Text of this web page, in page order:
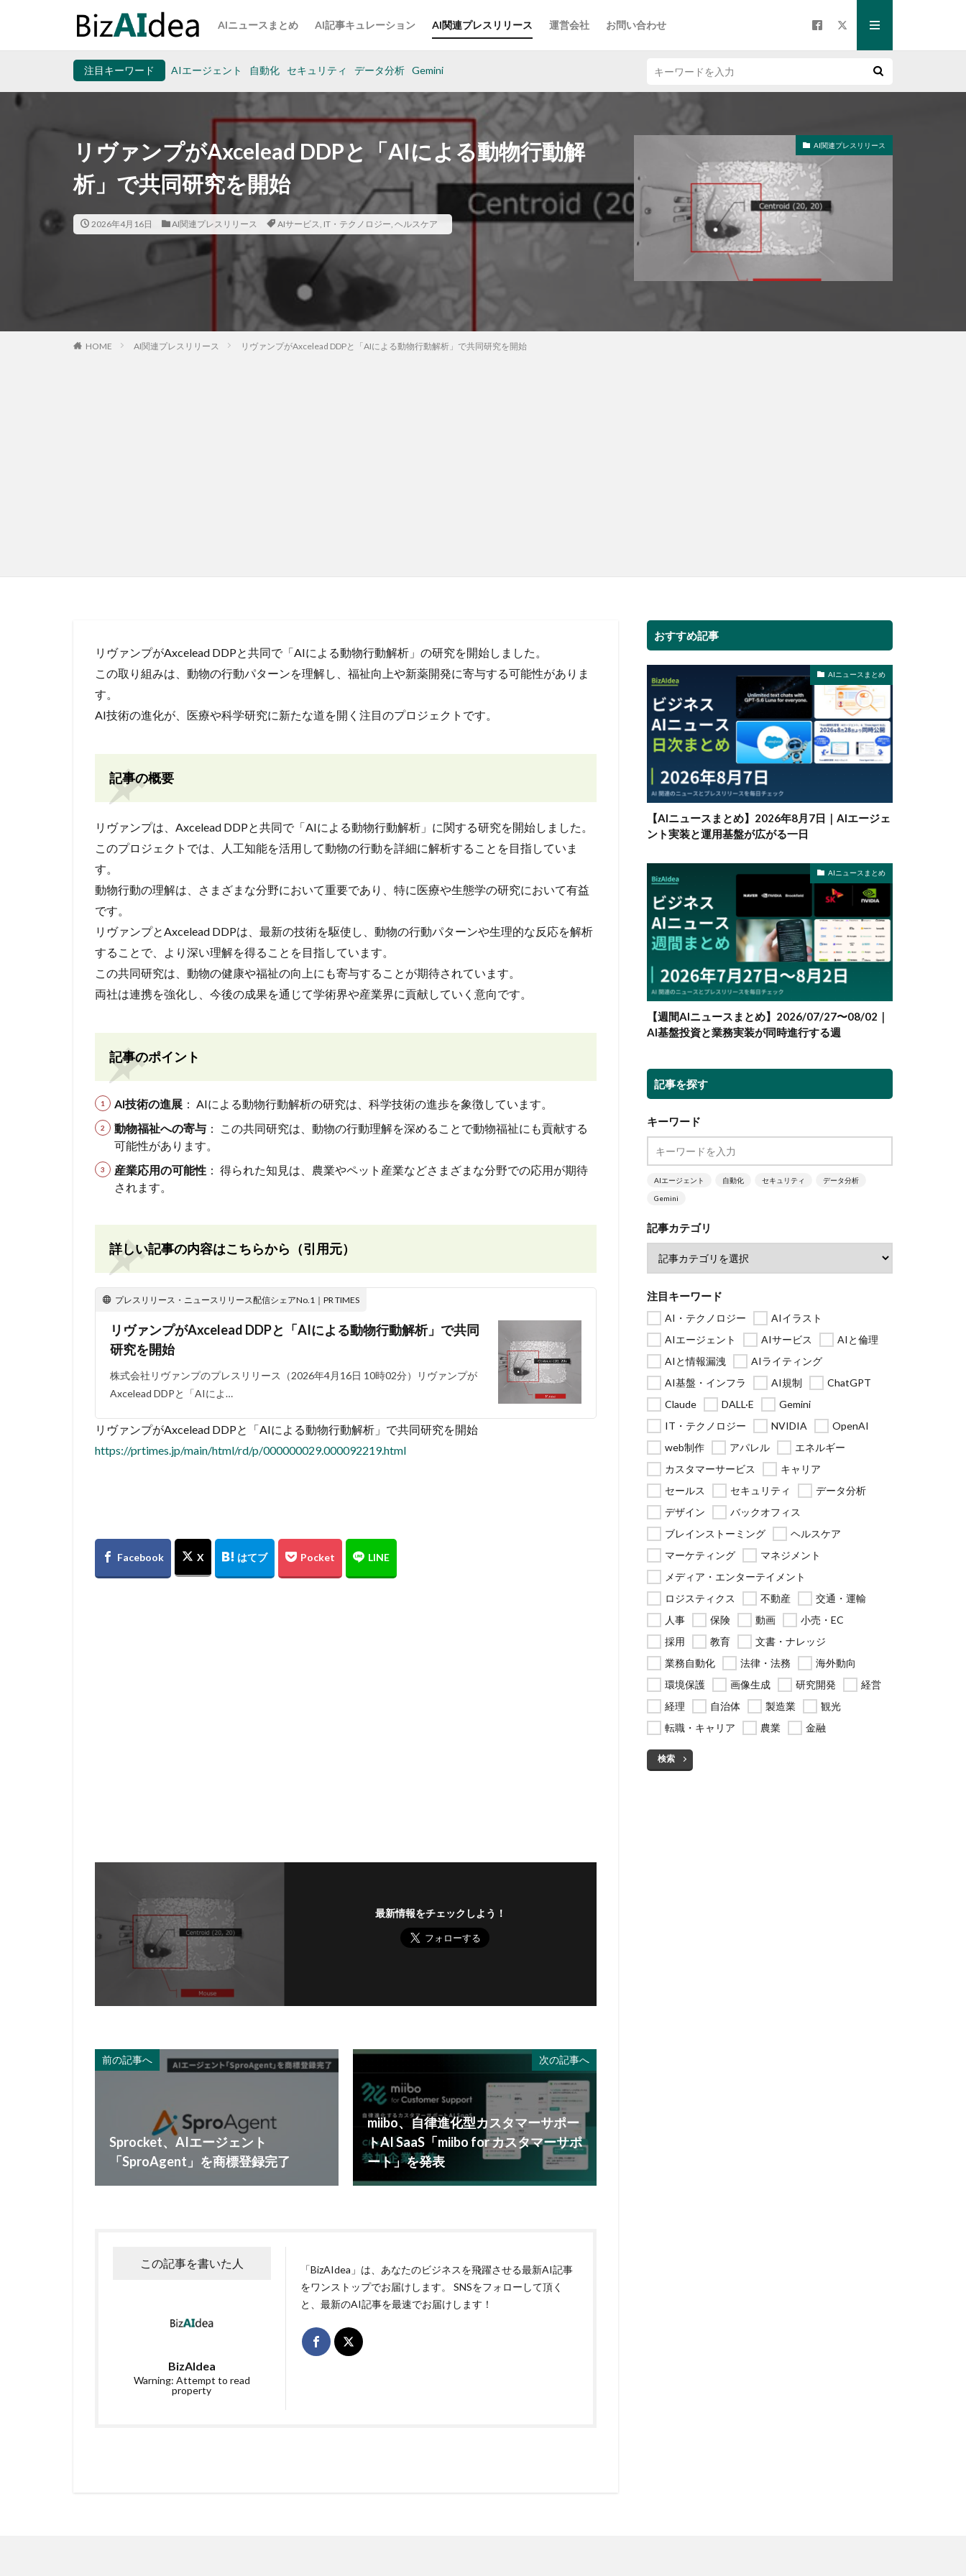
AIニュースまとめ AI記事キュレーション AI関連プレスリリース 運営会社 お問い合わせ
注目キーワード AIエージェント 自動化 セキュリティ データ分析 Gemini
リヴァンプがAxcelead DDPと「AIによる動物行動解
析」で共同研究を開始
2026年4月16日 AI関連プレスリリース AIサービス, IT・テクノロジー, ヘルスケア
AI関連プレスリリース
HOME AI関連プレスリリース リヴァンプがAxcelead DDPと「AIによる動物行動解析」で共同研究を開始
リヴァンプがAxcelead DDPと共同で「AIによる動物行動解析」の研究を開始しました。
この取り組みは、動物の行動パターンを理解し、福祉向上や新薬開発に寄与する可能性がありま
す。
AI技術の進化が、医療や科学研究に新たな道を開く注目のプロジェクトです。
記事の概要
リヴァンプは、Axcelead DDPと共同で「AIによる動物行動解析」に関する研究を開始しました。
このプロジェクトでは、人工知能を活用して動物の行動を詳細に解析することを目指していま
す。
動物行動の理解は、さまざまな分野において重要であり、特に医療や生態学の研究において有益
です。
リヴァンプとAxcelead DDPは、最新の技術を駆使し、動物の行動パターンや生理的な反応を解析
することで、より深い理解を得ることを目指しています。
この共同研究は、動物の健康や福祉の向上にも寄与することが期待されています。
両社は連携を強化し、今後の成果を通じて学術界や産業界に貢献していく意向です。
記事のポイント
AI技術の進展 ： AIによる動物行動解析の研究は、科学技術の進歩を象徴しています。
動物福祉への寄与 ： この共同研究は、動物の行動理解を深めることで動物福祉にも貢献する
可能性があります。
産業応用の可能性 ： 得られた知見は、農業やペット産業などさまざまな分野での応用が期待
されます。
詳しい記事の内容はこちらから（引用元）
プレスリリース・ニュースリリース配信シェアNo.1｜PR TIMES
リヴァンプがAxcelead DDPと「AIによる動物行動解析」で共同
研究を開始
株式会社リヴァンプのプレスリリース（2026年4月16日 10時02分）リヴァンプが
Axcelead DDPと「AIによ…
リヴァンプがAxcelead DDPと「AIによる動物行動解析」で共同研究を開始
https://prtimes.jp/main/html/rd/p/000000029.000092219.html
最新情報をチェックしよう！
前の記事へ
Sprocket、AIエージェント
「SproAgent」を商標登録完了
次の記事へ
miibo、自律進化型カスタマーサポー
トAI SaaS「miibo for カスタマーサポ
ート」を発表
この記事を書いた人
BizAIdea
Warning: Attempt to read
property
「BizAIdea」は、あなたのビジネスを飛躍させる最新AI記事
をワンストップでお届けします。 SNSをフォローして頂く
と、最新のAI記事を最速でお届けします！
おすすめ記事
AIニュースまとめ
【AIニュースまとめ】2026年8月7日｜AIエージェ
ント実装と運用基盤が広がる一日
AIニュースまとめ
【週間AIニュースまとめ】2026/07/27〜08/02｜
AI基盤投資と業務実装が同時進行する週
記事を探す
キーワード
AIエージェント 自動化 セキュリティ データ分析
Gemini
記事カテゴリ
注目キーワード
AI・テクノロジー
AIイラスト
AIエージェント
AIサービス
AIと倫理
AIと情報漏洩
AIライティング
AI基盤・インフラ
AI規制
ChatGPT
Claude
DALL·E
Gemini
IT・テクノロジー
NVIDIA
OpenAI
web制作
アパレル
エネルギー
カスタマーサービス
キャリア
セールス
セキュリティ
データ分析
デザイン
バックオフィス
ブレインストーミング
ヘルスケア
マーケティング
マネジメント
メディア・エンターテイメント
ロジスティクス
不動産
交通・運輸
人事
保険 動画
小売・EC
採用
教育
文書・ナレッジ
業務自動化
法律・法務
海外動向
環境保護
画像生成 研究開発
経営
経理
自治体 製造業
観光
転職・キャリア
農業 金融
検索